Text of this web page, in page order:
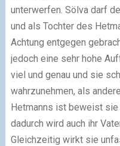
unterwerfen. Sölva darf
und als Tochter des
Achtung entgegen
jedoch eine sehr hohe
viel und genau und sie
wahrzunehmen, als
Hetmanns ist beweist sie
dadurch wird auch ihr
Gleichzeitig wirkt sie